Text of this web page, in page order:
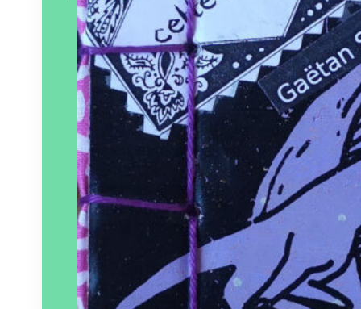
Éditeur :La Marge
Paru le01/05/2025